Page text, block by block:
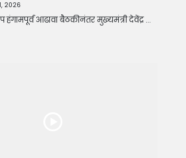
2026
हंगामपूर्व आढावा बैठकीनंतर मुख्यमंत्री देवेंद्र ...